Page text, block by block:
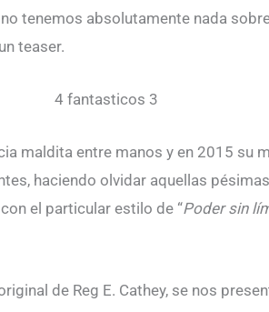
tenemos absolutamente nada
teaser.
maldita entre manos y en 2015 su
haciendo olvidar aquellas
el particular estilo de “Poder sin
de Reg E. Cathey, se nos